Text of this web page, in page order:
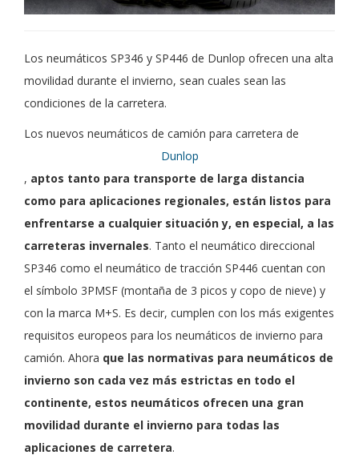
Los neumáticos SP346 y SP446 de Dunlop ofrecen una alta
movilidad durante el invierno, sean cuales sean las
condiciones de la carretera.
Los nuevos neumáticos de camión para carretera de
Dunlop
, aptos tanto para transporte de larga distancia
como para aplicaciones regionales, están listos para
enfrentarse a cualquier situación y, en especial, a las
carreteras invernales. Tanto el neumático direccional
SP346 como el neumático de tracción SP446 cuentan con
el símbolo 3PMSF (montaña de 3 picos y copo de nieve) y
con la marca M+S. Es decir, cumplen con los más exigentes
requisitos europeos para los neumáticos de invierno para
camión. Ahora que las normativas para neumáticos de
invierno son cada vez más estrictas en todo el
continente, estos neumáticos ofrecen una gran
movilidad durante el invierno para todas las
aplicaciones de carretera.